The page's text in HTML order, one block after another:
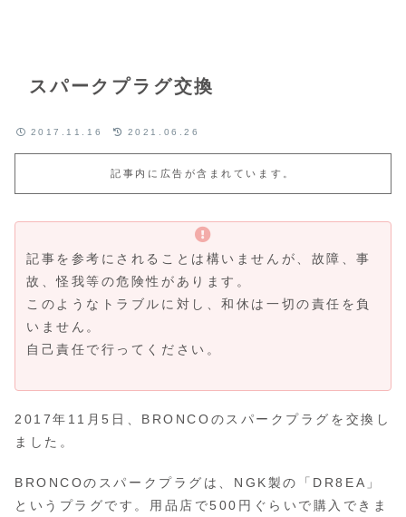
スパークプラグ交換
2017.11.16 2021.06.26
記事内に広告が含まれています。
記事を参考にされることは構いませんが、故障、事
故、怪我等の危険性があります。
このようなトラブルに対し、和休は一切の責任を負
いません。
自己責任で行ってください。
2017年11月5日、BRONCOのスパークプラグを交換し
ました。
BRONCOのスパークプラグは、NGK製の「DR8EA」
というプラグです。用品店で500円ぐらいで購入できま